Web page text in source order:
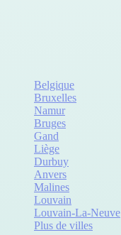
Belgique
Bruxelles
Namur
Bruges
Gand
Liège
Durbuy
Anvers
Malines
Louvain
Louvain-La-Neuve
Plus de villes